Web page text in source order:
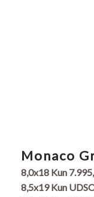
​Monaco
8,0x18 Kun
8,5x19 Kun